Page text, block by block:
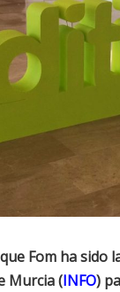
Fom ha
Murcia (INFO)